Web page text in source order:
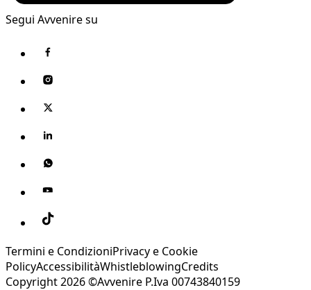
Segui Avvenire su
Termini e CondizioniPrivacy e Cookie
PolicyAccessibilitàWhistleblowingCredits
Copyright 2026 ©Avvenire P.Iva 00743840159